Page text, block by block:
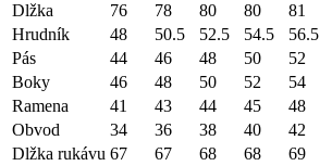
Dlžka
76 78 80 80 81
Hrudník
48 50.5 52.5 54.5 56.5
Pás
44 46 48 50 52
Boky
46 48 50 52 54
Ramena
41 43 44 45 48
Obvod
34 36 38 40 42
Dlžka rukávu 67 67 68 68 69